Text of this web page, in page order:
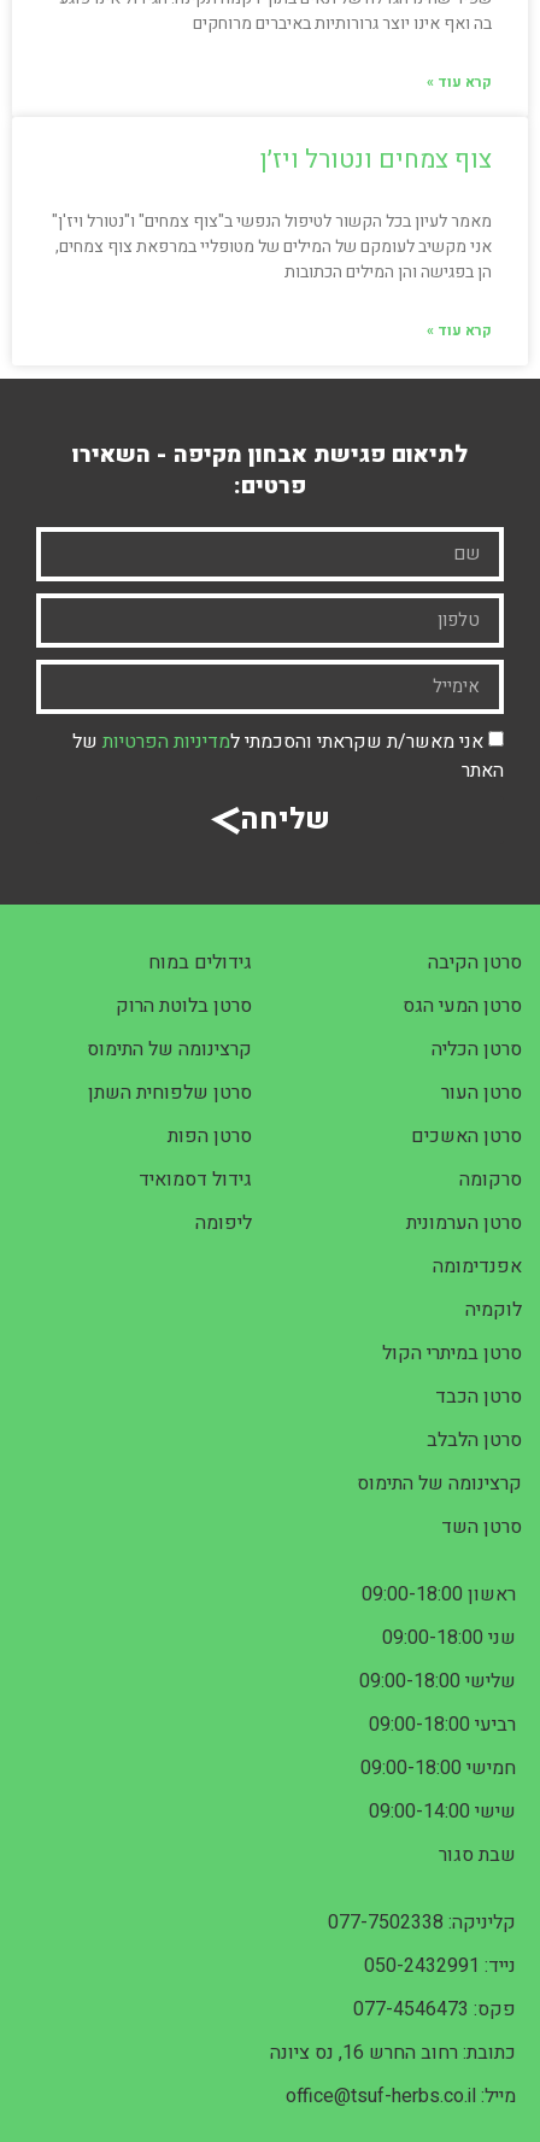
בה ואף אינו יוצר גרורותיות באיברים מרוחקים
קרא עוד »
צוף צמחים ונטורל ויז׳ן
מאמר לעיון בכל הקשור לטיפול הנפשי ב"צוף צמחים" ו"נטורל ויז'ן"
אני מקשיב לעומקם של המילים של מטופליי במרפאת צוף צמחים,
הן בפגישה והן המילים הכתובות
קרא עוד »
לתיאום פגישת אבחון מקיפה - השאירו
פרטים:
אני מאשר/ת שקראתי והסכמתי למדיניות הפרטיות של
האתר
שליחה
סרטן הקיבה
סרטן המעי הגס
סרטן הכליה
סרטן העור
סרטן האשכים
סרקומה
סרטן הערמונית
גידולים במוח
סרטן בלוטת הרוק
קרצינומה של התימוס
סרטן שלפוחית השתן
סרטן הפות
גידול דסמואיד
ליפומה
אפנדימומה
לוקמיה
סרטן במיתרי הקול
סרטן הכבד
סרטן הלבלב
קרצינומה של התימוס
סרטן השד
ראשון 09:00-18:00
שני 09:00-18:00
שלישי 09:00-18:00
רביעי 09:00-18:00
חמישי 09:00-18:00
שישי 09:00-14:00
שבת סגור
קליניקה: 077-7502338
נייד: 050-2432991
פקס: 077-4546473
כתובת: רחוב החרש 16, נס ציונה
מייל: office@tsuf-herbs.co.il